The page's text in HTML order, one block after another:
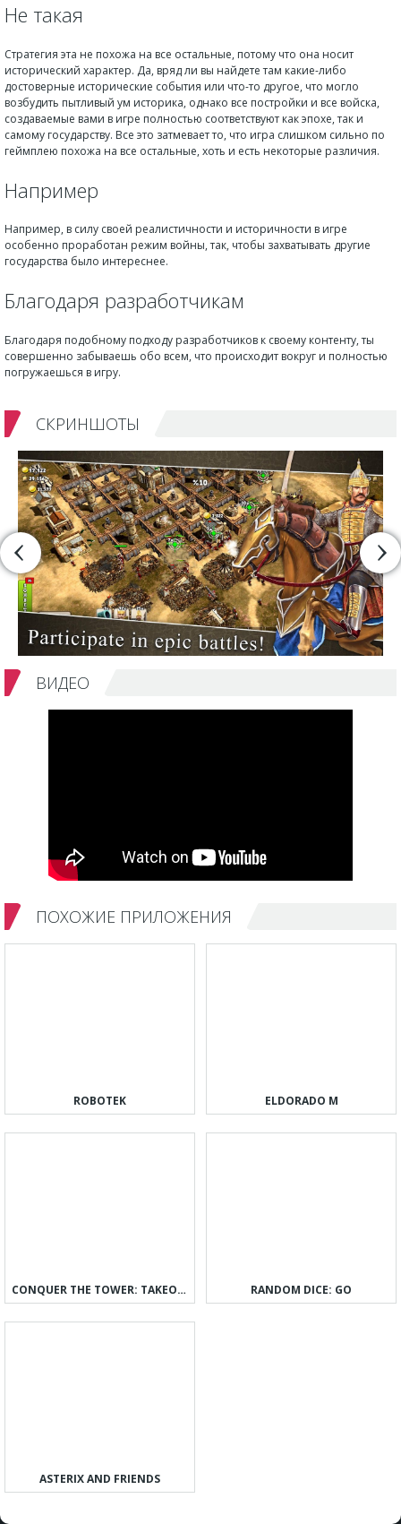
Не такая
Стратегия эта не похожа на все остальные, потому что она носит
исторический характер. Да, вряд ли вы найдете там какие-либо
достоверные исторические события или что-то другое, что могло
возбудить пытливый ум историка, однако все постройки и все войска,
создаваемые вами в игре полностью соответствуют как эпохе, так и
самому государству. Все это затмевает то, что игра слишком сильно по
геймплею похожа на все остальные, хоть и есть некоторые различия.
Например
Например, в силу своей реалистичности и историчности в игре
особенно проработан режим войны, так, чтобы захватывать другие
государства было интереснее.
Благодаря разработчикам
Благодаря подобному подходу разработчиков к своему контенту, ты
совершенно забываешь обо всем, что происходит вокруг и полностью
погружаешься в игру.
СКРИНШОТЫ
ВИДЕО
ПОХОЖИЕ ПРИЛОЖЕНИЯ
ROBOTEK ELDORADO M
CONQUER THE TOWER: TAKEOVER RANDOM DICE: GO
ASTERIX AND FRIENDS